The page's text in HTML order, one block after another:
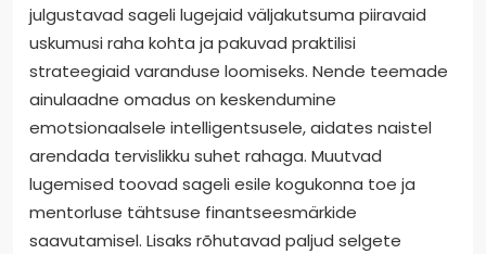
julgustavad sageli lugejaid väljakutsuma piiravaid
uskumusi raha kohta ja pakuvad praktilisi
strateegiaid varanduse loomiseks. Nende teemade
ainulaadne omadus on keskendumine
emotsionaalsele intelligentsusele, aidates naistel
arendada tervislikku suhet rahaga. Muutvad
lugemised toovad sageli esile kogukonna toe ja
mentorluse tähtsuse finantseesmärkide
saavutamisel. Lisaks rõhutavad paljud selgete